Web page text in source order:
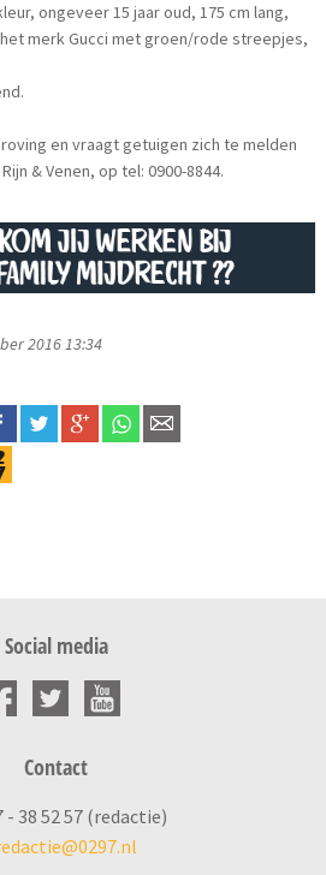
ongeveer 15 jaar oud, 175 cm lang,
merk Gucci met groen/rode streepjes,
en vraagt getuigen zich te melden
& Venen, op tel: 0900-8844.
2016 13:34
Social media
Contact
- 38 52 57 (redactie)